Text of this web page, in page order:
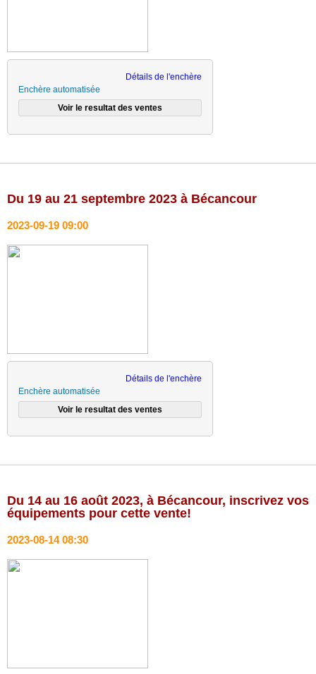
Détails de l'enchère
Enchère automatisée
Du 19 au 21 septembre 2023 à Bécancour
2023-09-19 09:00
Détails de l'enchère
Enchère automatisée
Du 14 au 16 août 2023, à Bécancour, inscrivez vos
équipements pour cette vente!
2023-08-14 08:30